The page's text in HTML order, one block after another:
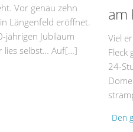
Vor genau zehn
Längenfeld eröffnet.
jährigen Jubiläum
lies selbst… Auf[…]
am
Viel
Fleck
24-
Den